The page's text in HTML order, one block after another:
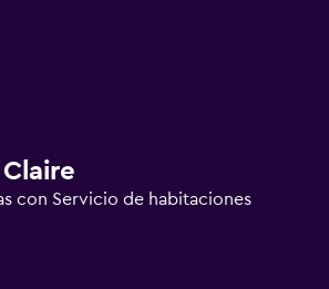
con Servicio de habitaciones